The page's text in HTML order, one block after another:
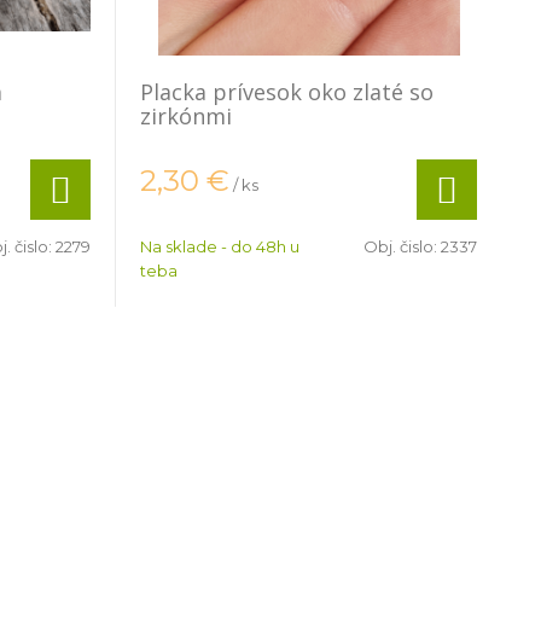
čislo: 2279
Placka prívesok oko zlaté so
zirkónmi
2,30 € / ks
Na sklade - do 48h u
teba
Obj. čislo: 2337